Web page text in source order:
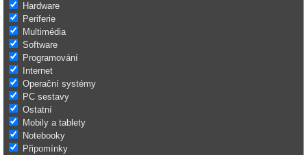
Hardware
Periferie
Multimédia
Software
Programování
Internet
Operační systémy
PC sestavy
Ostatní
Mobily a tablety
Notebooky
Připomínky